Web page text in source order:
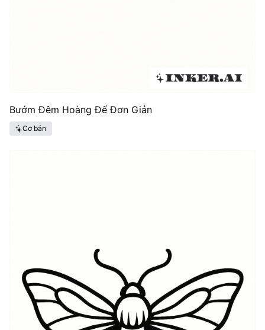
Bướm Đêm Hoàng Đế Đơn Giản
Cơ bản